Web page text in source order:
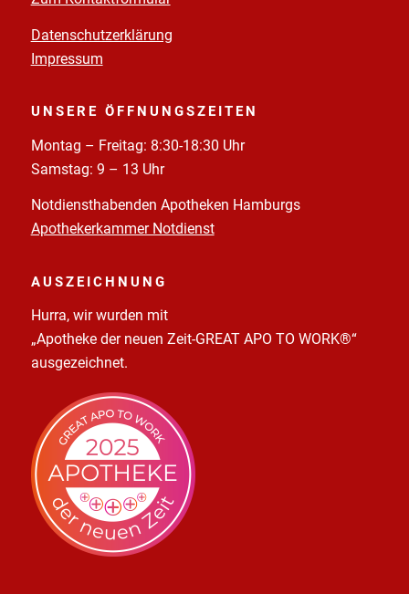
Datenschutzerklärung
Impressum
UNSERE ÖFFNUNGSZEITEN
Montag – Freitag: 8:30-18:30 Uhr
Samstag: 9 – 13 Uhr
Notdiensthabenden Apotheken Hamburgs
Apothekerkammer Notdienst
AUSZEICHNUNG
Hurra, wir wurden mit
„Apotheke der neuen Zeit-GREAT APO TO WORK®“
ausgezeichnet.